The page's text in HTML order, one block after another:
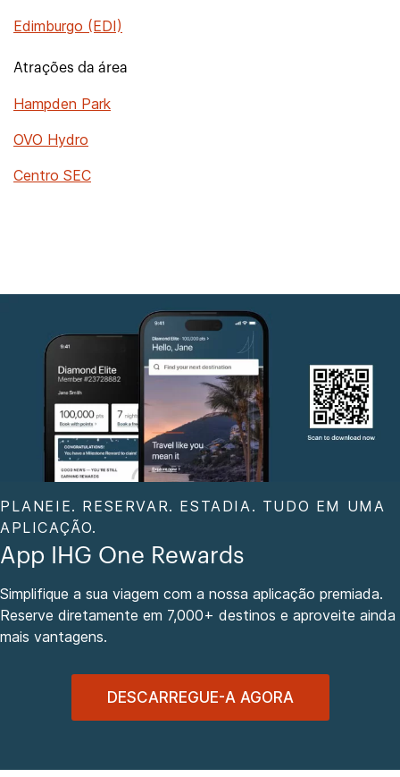
Edimburgo (EDI)
Atrações da área
Hampden Park
OVO Hydro
Centro SEC
PLANEIE. RESERVAR. ESTADIA. TUDO EM UMA
APLICAÇÃO.
App IHG One Rewards
Simplifique a sua viagem com a nossa aplicação premiada.
Reserve diretamente em 7,000+ destinos e aproveite ainda
mais vantagens.
DESCARREGUE-A AGORA